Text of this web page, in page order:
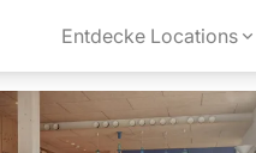
Entdecke Locations